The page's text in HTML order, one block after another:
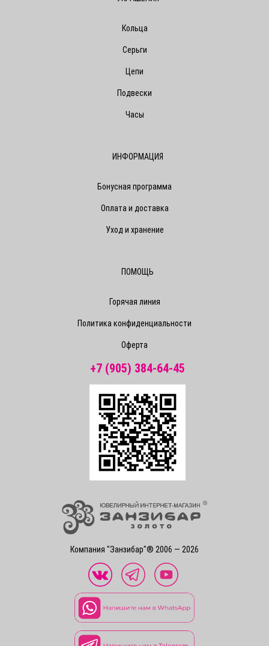
Компания "Занзибар"® 2006 — 2026
Кольца
Серьги
Цепи
Подвески
Часы
ИНФОРМАЦИЯ
Бонусная программа
Оплата и доставка
Уход и хранение
ПОМОЩЬ
Горячая линия
Политика конфиденциальности
Оферта
+7 (905) 384-64-45